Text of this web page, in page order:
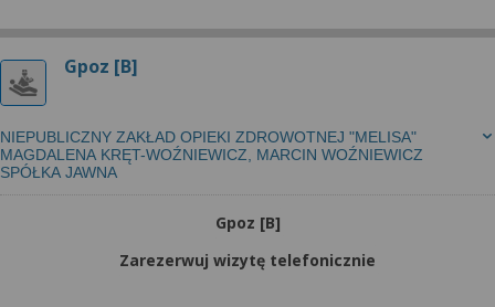
Gpoz [B]
NIEPUBLICZNY ZAKŁAD OPIEKI ZDROWOTNEJ "MELISA"
MAGDALENA KRĘT-WOŹNIEWICZ, MARCIN WOŹNIEWICZ
SPÓŁKA JAWNA
Gpoz [B]
Zarezerwuj wizytę telefonicznie